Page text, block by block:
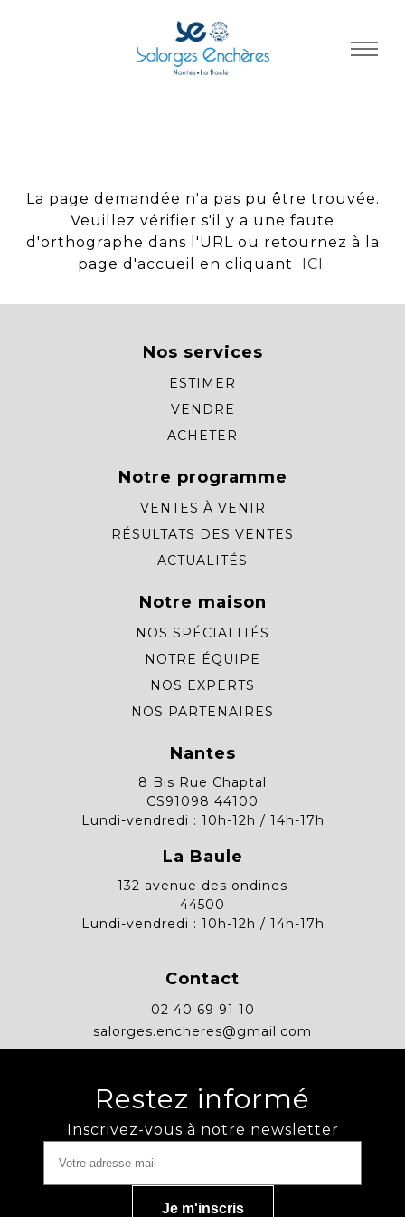
La page demandée n'a pas pu être trouvée.
Veuillez vérifier s'il y a une faute
d'orthographe dans l'URL ou retournez à la
page d'accueil en cliquant
ICI .
Nos services
ESTIMER
VENDRE
ACHETER
Notre programme
VENTES À VENIR
RÉSULTATS DES VENTES
ACTUALITÉS
Notre maison
NOS SPÉCIALITÉS
NOTRE ÉQUIPE
NOS EXPERTS
NOS PARTENAIRES
Nantes
8 Bis Rue Chaptal
CS91098 44100
Lundi-vendredi : 10h-12h / 14h-17h
La Baule
132 avenue des ondines
44500
Lundi-vendredi : 10h-12h / 14h-17h
Contact
02 40 69 91 10
salorges.encheres@gmail.com
Restez informé
Inscrivez-vous à notre newsletter